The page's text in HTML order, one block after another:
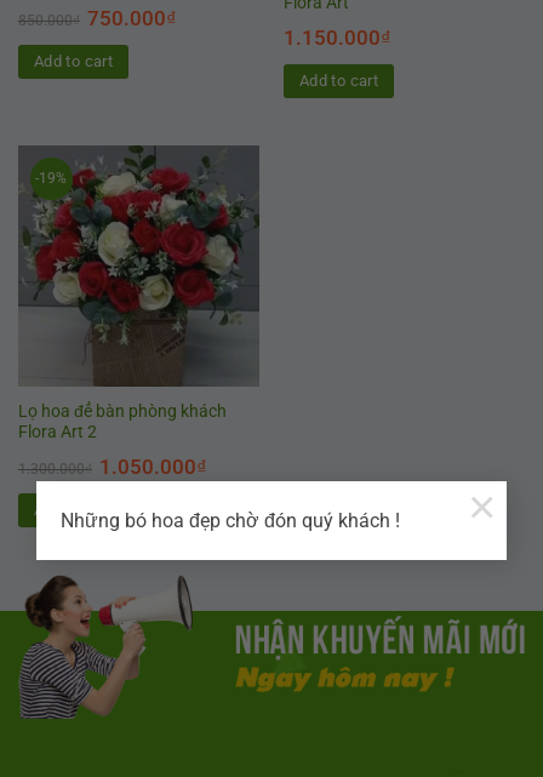
Những bó hoa đẹp chờ đón quý khách ! ×
850.000₫ 750.000₫
Add to cart
1.150.000₫
Add to cart
-19%
Lọ hoa để bàn phòng khách
Flora Art 2
1.300.000₫ 1.050.000₫
Add to cart